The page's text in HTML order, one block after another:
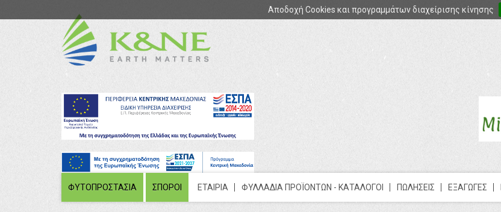
Αποδοχή Cookies και προγραμμάτων διαχείρισης κίνησης
ΦΥΤΟΠΡΟΣΤΑΣΙΑ ΣΠΟΡΟΙ ΕΤΑΙΡΙΑ ΦΥΛΛΑΔΙΑ ΠΡΟΪΟΝΤΩΝ - ΚΑΤΑΛΟΓΟΙ ΠΩΛΗΣΕΙΣ ΕΞΑΓΩΓΕΣ